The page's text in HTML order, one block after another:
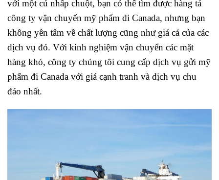
với một cú nhấp chuột, bạn có thể tìm được hàng tá
công ty vận chuyển mỹ phẩm đi Canada, nhưng bạn
không yên tâm về chất lượng cũng như giá cả của các
dịch vụ đó. Với kinh nghiệm vận chuyển các mặt
hàng khó, công ty chúng tôi cung cấp dịch vụ gửi mỹ
phẩm đi Canada với giá cạnh tranh và dịch vụ chu
đáo nhất.